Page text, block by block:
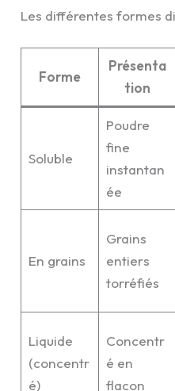
Les différentes formes
Forme
Présenta
tion
Soluble
Poudre
fine
instantan
ée
En grains
Grains
entiers
torréfiés
Liquide
(concentr
é)
Concentr
é en
flacon